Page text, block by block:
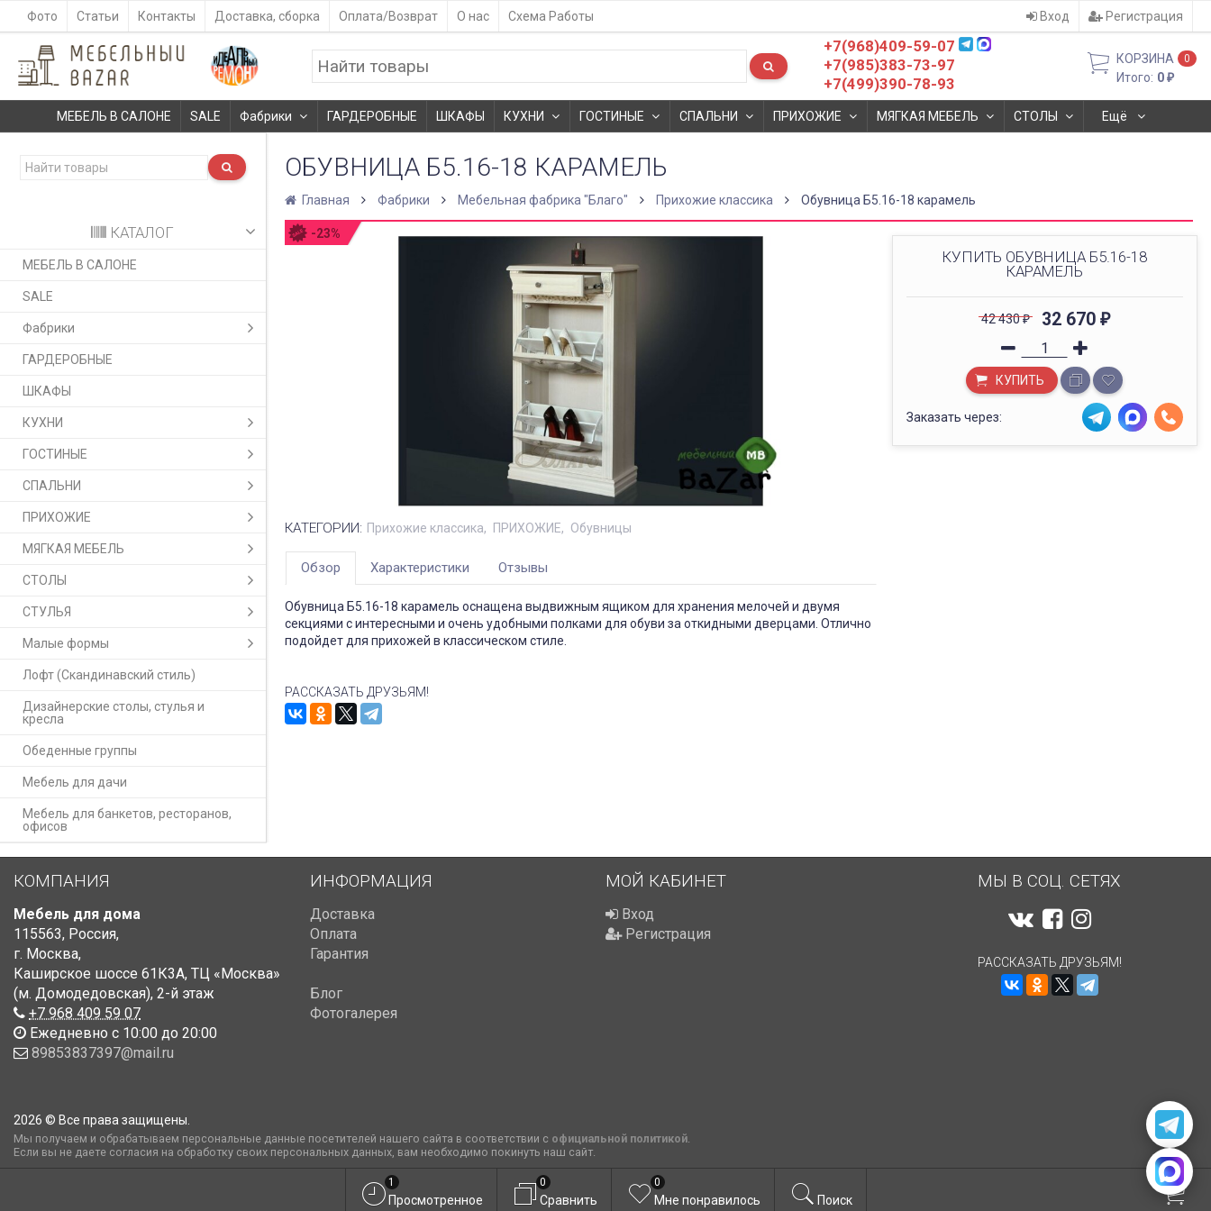
Фото Статьи Контакты Доставка, сборка Оплата/Возврат О нас Схема Работы Вход Регистрация
+7(968)409-59-07
+7(985)383-73-97
+7(499)390-78-93
КОРЗИНА 0
Итого: 0₽
МЕБЕЛЬ В САЛОНЕ SALE Фабрики ГАРДЕРОБНЫЕ ШКАФЫ КУХНИ ГОСТИНЫЕ СПАЛЬНИ ПРИХОЖИЕ МЯГКАЯ МЕБЕЛЬ СТОЛЫ Ещё
КАТАЛОГ
МЕБЕЛЬ В САЛОНЕ
SALE
Фабрики
ГАРДЕРОБНЫЕ
ШКАФЫ
КУХНИ
ГОСТИНЫЕ
СПАЛЬНИ
ПРИХОЖИЕ
МЯГКАЯ МЕБЕЛЬ
СТОЛЫ
СТУЛЬЯ
Малые формы
Лофт (Скандинавский стиль)
Дизайнерские столы, стулья и
кресла
Обеденные группы
Мебель для дачи
Мебель для банкетов, ресторанов,
офисов
ОБУВНИЦА Б5.16-18 КАРАМЕЛЬ
Главная Фабрики Мебельная фабрика "Благо" Прихожие классика Обувница Б5.16-18 карамель
-23%
КУПИТЬ ОБУВНИЦА Б5.16-18
КАРАМЕЛЬ
42 430₽ 32 670₽
КУПИТЬ
Заказать через:
КАТЕГОРИИ: Прихожие классика ПРИХОЖИЕ Обувницы
Обзор Характеристики Отзывы
Обувница Б5.16-18 карамель оснащена выдвижным ящиком для хранения мелочей и двумя
секциями с интересными и очень удобными полками для обуви за откидными дверцами. Отлично
подойдет для прихожей в классическом стиле.
РАССКАЗАТЬ ДРУЗЬЯМ!
КОМПАНИЯ
Мебель для дома
115563, Россия,
г. Москва,
Каширское шоссе 61К3А, ТЦ «Москва»
(м. Домодедовская), 2-й этаж
+7 968 409 59 07
Ежедневно с 10:00 до 20:00
89853837397@mail.ru
ИНФОРМАЦИЯ
Доставка
Оплата
Гарантия
Блог
Фотогалерея
МОЙ КАБИНЕТ
Вход
Регистрация
МЫ В СОЦ. СЕТЯХ
РАССКАЗАТЬ ДРУЗЬЯМ!
2026 © Все права защищены.
Мы получаем и обрабатываем персональные данные посетителей нашего сайта в соответствии с официальной политикой.
Если вы не даете согласия на обработку своих персональных данных, вам необходимо покинуть наш сайт.
Просмотренное
1
Сравнить
0
Мне понравилось
0
Поиск